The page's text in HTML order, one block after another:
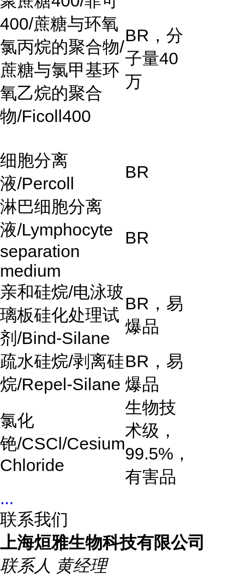
400/蔗糖与环氧
氯丙烷的聚合物/
蔗糖与氯甲基环
氧乙烷的聚合
物/Ficoll400
BR ，分
子量40
万
细胞分离
液/Percoll
BR
淋巴细胞分离
液/Lymphocyte
separation
medium
BR
亲和硅烷/电泳玻
璃板硅化处理试
剂/Bind-Silane
BR ，易
爆品
疏水硅烷/剥离硅
烷/Repel-Silane
BR ，易
爆品
氯化
铯/CSCl/Cesium
Chloride
生物技
术级，
99.5% ，
有害品
...
联系我们
上海烜雅生物科技有限公司
联系人 黄经理